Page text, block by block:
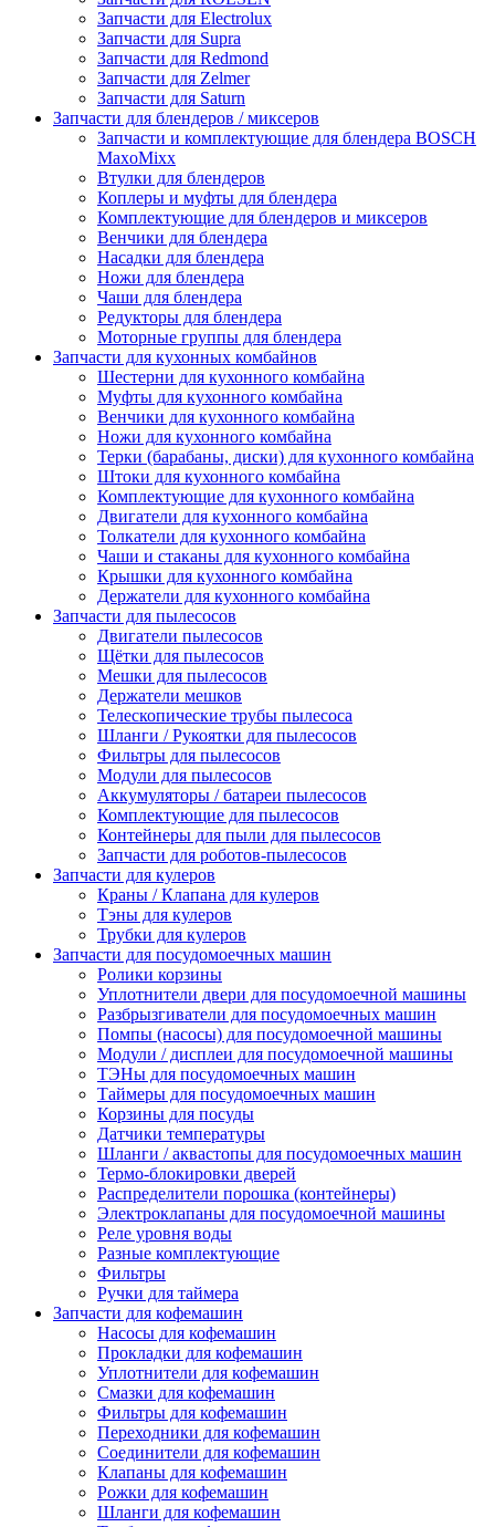
Запчасти для Electrolux
Запчасти для Supra
Запчасти для Redmond
Запчасти для Zelmer
Запчасти для Saturn
Запчасти для блендеров / миксеров
Запчасти и комплектующие для блендера BOSCH
MaxoMixx
Втулки для блендеров
Коплеры и муфты для блендера
Комплектующие для блендеров и миксеров
Венчики для блендера
Насадки для блендера
Ножи для блендера
Чаши для блендера
Редукторы для блендера
Моторные группы для блендера
Запчасти для кухонных комбайнов
Шестерни для кухонного комбайна
Муфты для кухонного комбайна
Венчики для кухонного комбайна
Ножи для кухонного комбайна
Терки (барабаны, диски) для кухонного комбайна
Штоки для кухонного комбайна
Комплектующие для кухонного комбайна
Двигатели для кухонного комбайна
Толкатели для кухонного комбайна
Чаши и стаканы для кухонного комбайна
Крышки для кухонного комбайна
Держатели для кухонного комбайна
Запчасти для пылесосов
Двигатели пылесосов
Щётки для пылесосов
Мешки для пылесосов
Держатели мешков
Телескопические трубы пылесоса
Шланги / Рукоятки для пылесосов
Фильтры для пылесосов
Модули для пылесосов
Аккумуляторы / батареи пылесосов
Комплектующие для пылесосов
Контейнеры для пыли для пылесосов
Запчасти для роботов-пылесосов
Запчасти для кулеров
Краны / Клапана для кулеров
Тэны для кулеров
Трубки для кулеров
Запчасти для посудомоечных машин
Ролики корзины
Уплотнители двери для посудомоечной машины
Разбрызгиватели для посудомоечных машин
Помпы (насосы) для посудомоечной машины
Модули / дисплеи для посудомоечной машины
ТЭНы для посудомоечных машин
Таймеры для посудомоечных машин
Корзины для посуды
Датчики температуры
Шланги / аквастопы для посудомоечных машин
Термо-блокировки дверей
Распределители порошка (контейнеры)
Электроклапаны для посудомоечной машины
Реле уровня воды
Разные комплектующие
Фильтры
Ручки для таймера
Запчасти для кофемашин
Насосы для кофемашин
Прокладки для кофемашин
Уплотнители для кофемашин
Смазки для кофемашин
Фильтры для кофемашин
Переходники для кофемашин
Соединители для кофемашин
Клапаны для кофемашин
Рожки для кофемашин
Шланги для кофемашин